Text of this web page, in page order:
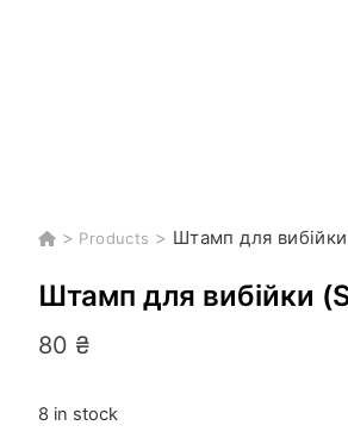
> Products > Штамп для
Штамп для вибійки
80 ₴
8 in stock